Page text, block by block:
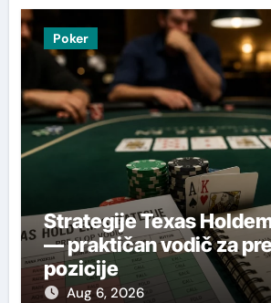
Poker
Strategije Texas
— praktičan vodič za
pozicije
Aug 6, 2026